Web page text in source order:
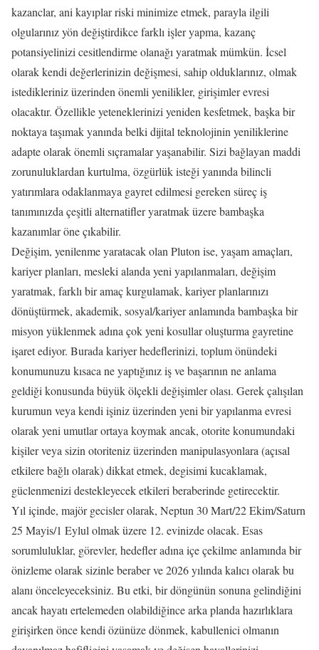
kazanclar, ani kayıplar riski minimize etmek, parayla ilgili
olgularınız yön değiştirdikce farklı işler yapma, kazanç
potansiyelinizi cesitlendirme olanağı yaratmak mümkün. İcsel
olarak kendi değerlerinizin değişmesi, sahip olduklarınız, olmak
istedikleriniz üzerinden önemli yenilikler, girişimler evresi
olacaktır. Özellikle yeteneklerinizi yeniden kesfetmek, başka bir
noktaya taşımak yanında belki dijital teknolojinin yeniliklerine
adapte olarak önemli sıçramalar yaşanabilir. Sizi bağlayan maddi
zorunuluklardan kurtulma, özgürlük isteği yanında bilincli
yatırımlara odaklanmaya gayret edilmesi gereken süreç iş
tanımınızda çeşitli alternatifler yaratmak üzere bambaşka
kazanımlar öne çıkabilir.
Değişim, yenilenme yaratacak olan Pluton ise, yaşam amaçları,
kariyer planları, mesleki alanda yeni yapılanmaları, değişim
yaratmak, farklı bir amaç kurgulamak, kariyer planlarınızı
dönüştürmek, akademik, sosyal/kariyer anlamında bambaşka bir
misyon yüklenmek adına çok yeni kosullar oluşturma gayretine
işaret ediyor. Burada kariyer hedeflerinizi, toplum önündeki
konumunuzu kısaca ne yaptığınız iş ve başarının ne anlama
geldiği konusunda büyük ölçekli değişimler olası. Gerek çalışılan
kurumun veya kendi işiniz üzerinden yeni bir yapılanma evresi
olarak yeni umutlar ortaya koymak ancak, otorite konumundaki
kişiler veya sizin otoriteniz üzerinden manipulasyonlara (açısal
etkilere bağlı olarak) dikkat etmek, degisimi kucaklamak,
güclenmenizi destekleyecek etkileri beraberinde getirecektir.
Yıl içinde, majör gecisler olarak, Neptun 30 Mart/22 Ekim/Saturn
25 Mayis/1 Eylul olmak üzere 12. evinizde olacak. Esas
sorumluluklar, görevler, hedefler adına içe çekilme anlamında bir
önizleme olarak sizinle beraber ve 2026 yılında kalıcı olarak bu
alanı önceleyeceksiniz. Bu etki, bir döngünün sonuna gelindiğini
ancak hayatı ertelemeden olabildiğince arka planda hazırlıklara
girişirken önce kendi özünüze dönmek, kabullenici olmanın